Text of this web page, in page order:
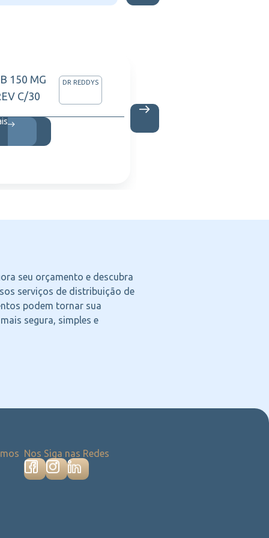
150 MG
C/30
DR REDDYS
seu orçamento e descubra
serviços de distribuição de
podem tornar sua
segura, simples e
Nos Siga nas Redes